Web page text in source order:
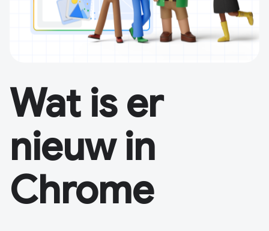
Wat is er
nieuw in
Chrome